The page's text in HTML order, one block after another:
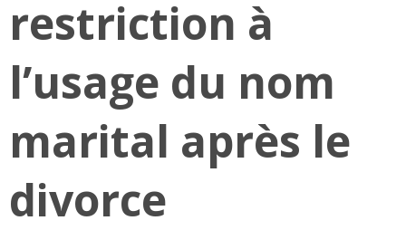
restriction à
l’usage du nom
marital après le
divorce